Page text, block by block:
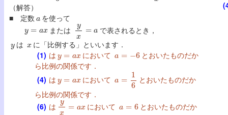
（解答）
■ 定数
を使って
y=ax または yx で表されるとき，
は
に「比例する」といいます．
(1) は y= ax において a =
とおいたものだか
ら比例の関係です．
(4) は において 6
とおいたものだか
ら比例の関係です．
(6) は yx=ax において
とおいたものだか